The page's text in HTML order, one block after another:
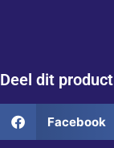
Deel dit product
Facebook